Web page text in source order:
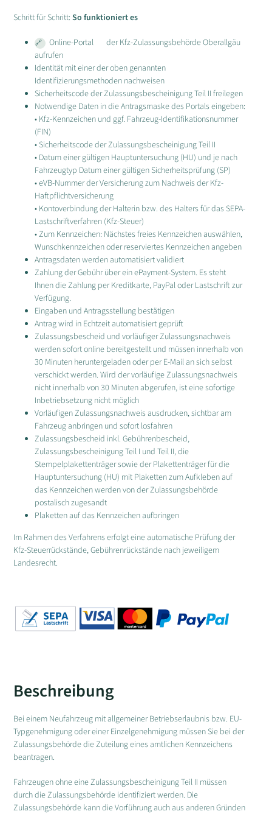
Schritt für Schritt:So funktioniert es
Online-Portal
der Kfz-Zulassungsbehörde Oberallgäu
aufrufen
Identität mit einer der oben genannten
Identifizierungsmethoden nachweisen
Sicherheitscode der Zulassungsbescheinigung Teil II freilegen
Notwendige Daten in die Antragsmaske des Portals eingeben:
• Kfz-Kennzeichen und ggf. Fahrzeug-Identifikationsnummer
(FIN)
• Sicherheitscode der Zulassungsbescheinigung Teil II
• Datum einer gültigen Hauptuntersuchung (HU) und je nach
Fahrzeugtyp Datum einer gültigen Sicherheitsprüfung (SP)
• eVB-Nummer der Versicherung zum Nachweis der Kfz-
Haftpflichtversicherung
• Kontoverbindung der Halterin bzw. des Halters für das SEPA-
Lastschriftverfahren (Kfz-Steuer)
• Zum Kennzeichen: Nächstes freies Kennzeichen auswählen,
Wunschkennzeichen oder reserviertes Kennzeichen angeben
Antragsdaten werden automatisiert validiert
Zahlung der Gebühr über ein ePayment-System. Es steht
Ihnen die Zahlung per Kreditkarte, PayPal oder Lastschrift zur
Verfügung.
Eingaben und Antragsstellung bestätigen
Antrag wird in Echtzeit automatisiert geprüft
Zulassungsbescheid und vorläufiger Zulassungsnachweis
werden sofort online bereitgestellt und müssen innerhalb von
30 Minuten heruntergeladen oder per E-Mail an sich selbst
verschickt werden. Wird der vorläufige Zulassungsnachweis
nicht innerhalb von 30 Minuten abgerufen, ist eine sofortige
Inbetriebsetzung nicht möglich
Vorläufigen Zulassungsnachweis ausdrucken, sichtbar am
Fahrzeug anbringen und sofort losfahren
Zulassungsbescheid inkl. Gebührenbescheid,
Zulassungsbescheinigung Teil I und Teil II, die
Stempelplakettenträger sowie der Plakettenträger für die
Hauptuntersuchung (HU) mit Plaketten zum Aufkleben auf
das Kennzeichen werden von der Zulassungsbehörde
postalisch zugesandt
Plaketten auf das Kennzeichen aufbringen
Im Rahmen des Verfahrens erfolgt eine automatische Prüfung der
Kfz-Steuerrückstände, Gebührenrückstände nach jeweiligem
Landesrecht.
Beschreibung
Bei einem Neufahrzeug mit allgemeiner Betriebserlaubnis bzw. EU-
Typgenehmigung oder einer Einzelgenehmigung müssen Sie bei der
Zulassungsbehörde die Zuteilung eines amtlichen Kennzeichens
beantragen.
Fahrzeugen ohne eine Zulassungsbescheinigung Teil II müssen
durch die Zulassungsbehörde identifiziert werden. Die
Zulassungsbehörde kann die Vorführung auch aus anderen Gründen